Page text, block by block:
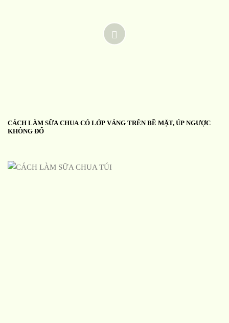
CÁCH LÀM SỮA CHUA CÓ LỚP VÁNG TRÊN BỀ MẶT, ÚP NGƯỢC
KHÔNG ĐỔ